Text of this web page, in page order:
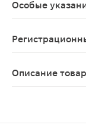
Особые
Описание